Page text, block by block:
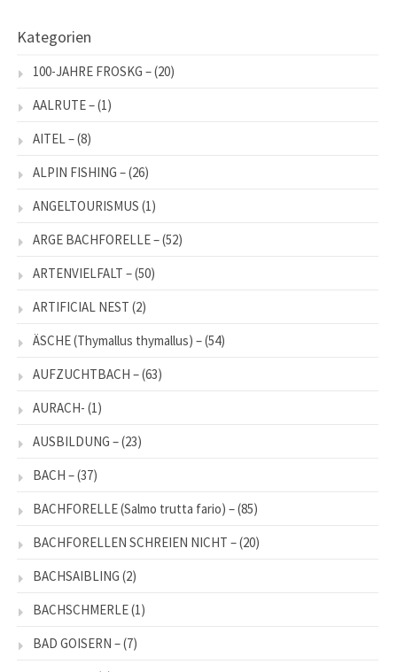
Kategorien
100-JAHRE FROSKG –(20)
AALRUTE –(1)
AITEL –(8)
ALPIN FISHING –(26)
ANGELTOURISMUS (1)
ARGE BACHFORELLE –(52)
ARTENVIELFALT –(50)
ARTIFICIAL NEST (2)
ÄSCHE (Thymallus thymallus) –(54)
AUFZUCHTBACH –(63)
AURACH- (1)
AUSBILDUNG –(23)
BACH –(37)
BACHFORELLE (Salmo trutta fario) –(85)
BACHFORELLEN SCHREIEN NICHT –(20)
BACHSAIBLING (2)
BACHSCHMERLE(1)
BAD GOISERN –(7)